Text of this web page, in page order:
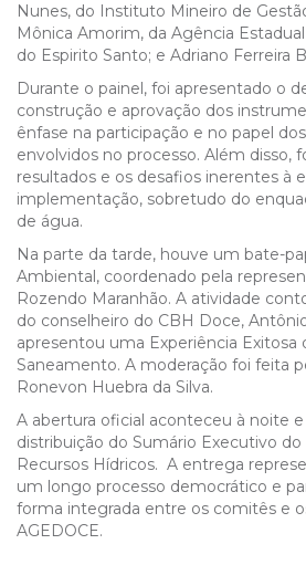
Nunes, do Instituto Mineiro de
Mônica Amorim, da Agência
do Espirito Santo; e Adriano Ferreira
Durante o painel, foi apresentado o
construção e aprovação dos
ênfase na participação e no papel
envolvidos no processo. Além disso,
resultados e os desafios inerentes à
implementação, sobretudo do
de água.
Na parte da tarde, houve um bate-
Ambiental, coordenado pela
Rozendo Maranhão. A atividade
do conselheiro do CBH Doce,
apresentou uma Experiência Exitosa
Saneamento. A moderação foi feita
Ronevon Huebra da Silva.
A abertura oficial aconteceu à noite
distribuição do Sumário Executivo
Recursos Hídricos. A entrega
um longo processo democrático e
forma integrada entre os comitês e
AGEDOCE.